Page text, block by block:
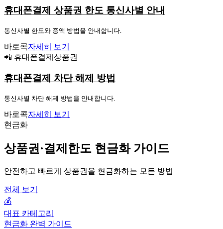
휴대폰결제 상품권 한도 통신사별 안내
통신사별 한도와 증액 방법을 안내합니다.
바로콕자세히 보기
📲 휴대폰결제상품권
휴대폰결제 차단 해제 방법
통신사별 차단 해제 방법을 안내합니다.
바로콕자세히 보기
현금화
상품권·결제한도 현금화 가이드
안전하고 빠르게 상품권을 현금화하는 모든 방법
전체 보기
💰
대표 카테고리
현금화 완벽 가이드